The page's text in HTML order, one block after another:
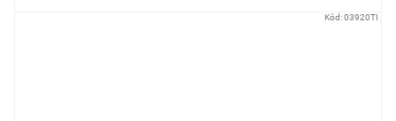
Kód:03920TI